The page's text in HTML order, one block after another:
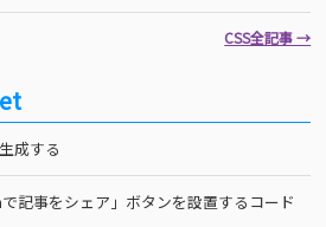
CSS全記事 →
成する
記事をシェア」ボタンを設置するコード